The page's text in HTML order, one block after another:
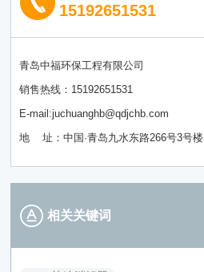
15192651531
青岛中福环保工程有限公司
销售热线：15192651531
E-mail:juchuanghb@qdjchb.com
地 址：中国·青岛九水东路266号3号楼
相关关键词